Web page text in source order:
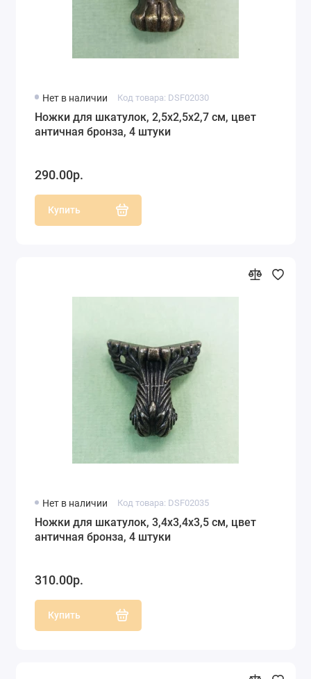
Нет в наличии Код товара: DSF02030
Ножки для шкатулок, 2,5х2,5х2,7 см, цвет
античная бронза, 4 штуки
290.00р.
Купить
Нет в наличии Код товара: DSF02035
Ножки для шкатулок, 3,4х3,4х3,5 см, цвет
античная бронза, 4 штуки
310.00р.
Купить